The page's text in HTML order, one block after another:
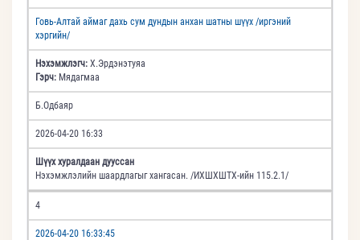
Говь-Алтай аймаг дахь сум дундын анхан шатны шүүх /иргэний
хэргийн/
Нэхэмжлэгч: Х.Эрдэнэтуяа
Гэрч: Мядагмаа
Б.Одбаяр
2026-04-20 16:33
Шүүх хуралдаан дууссан
Нэхэмжлэлийн шаардлагыг хангасан. /ИХШХШТХ-ийн 115.2.1/
4
2026-04-20 16:33:45